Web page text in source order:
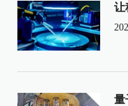
让
量